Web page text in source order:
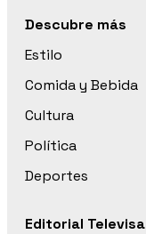
Descubre más
Estilo
Comida y Bebida
Cultura
Política
Deportes
Editorial Televisa